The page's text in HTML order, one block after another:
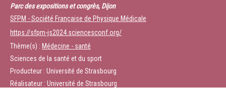
Parc des expositions et congrès, Dijon
SFPM - Société Française de Physique Médicale
https://sfpm-js2024.sciencesconf.org/
Thème(s) : Médecine - santé
Sciences de la santé et du sport
Producteur : Université de Strasbourg
Réalisateur : Université de Strasbourg